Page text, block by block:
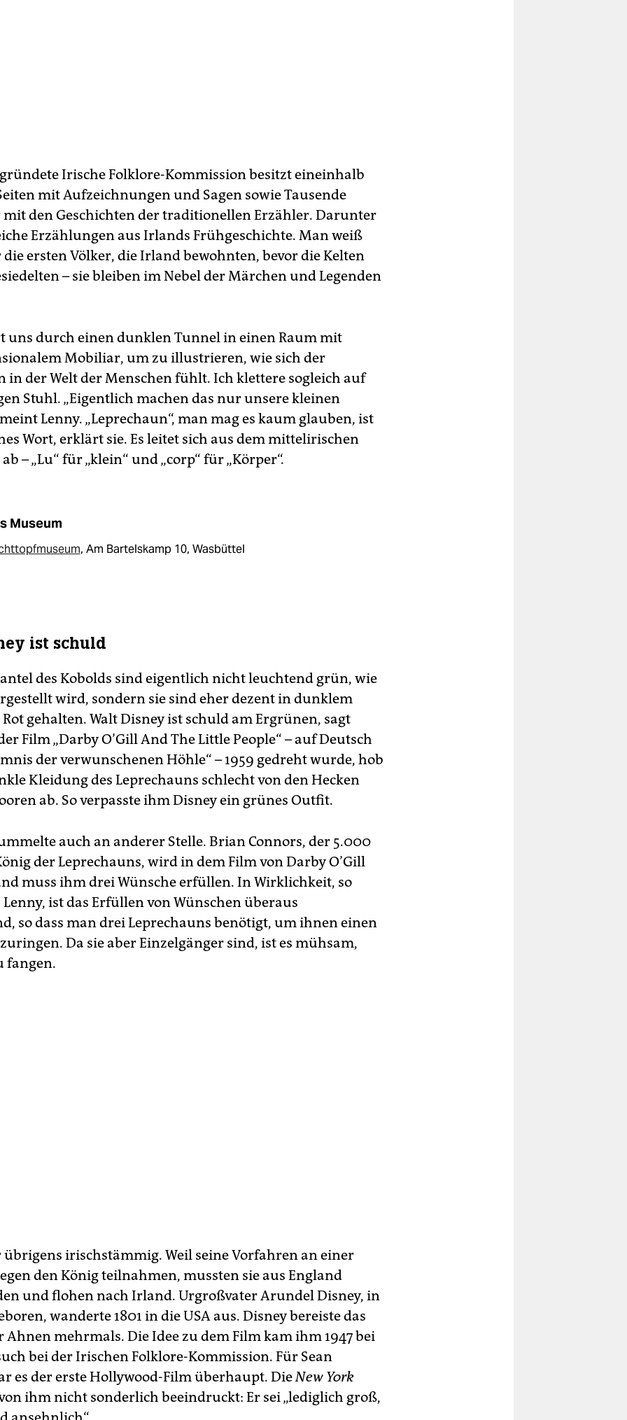
Irische Folklore-Kommission besitzt eineinhalb
mit Aufzeichnungen und Sagen sowie Tausende
mit den Geschichten der traditionellen Erzähler. Darunter
Erzählungen aus Irlands Frühgeschichte. Man weiß
ersten Völker, die Irland bewohnten, bevor die Kelten
– sie bleiben im Nebel der Märchen und Legenden
uns durch einen dunklen Tunnel in einen Raum mit
Mobiliar, um zu illustrieren, wie sich der
in der Welt der Menschen fühlt. Ich klettere sogleich auf
Stuhl. „Eigentlich machen das nur unsere kleinen
Lenny. „Leprechaun“, man mag es kaum glauben, ist
Wort, erklärt sie. Es leitet sich aus dem mittelirischen
– „Lu“ für „klein“ und „corp“ für „Körper“.
Museum
, Am Bartelskamp 10, Wasbüttel
ist schuld
des Kobolds sind eigentlich nicht leuchtend grün, wie
wird, sondern sie sind eher dezent in dunklem
gehalten. Walt Disney ist schuld am Ergrünen, sagt
Film „Darby O’Gill And The Little People“ – auf Deutsch
der verwunschenen Höhle“ – 1959 gedreht wurde, hob
Kleidung des Leprechauns schlecht von den Hecken
ab. So verpasste ihm Disney ein grünes Outfit.
auch an anderer Stelle. Brian Connors, der 5.000
der Leprechauns, wird in dem Film von Darby O’Gill
muss ihm drei Wünsche erfüllen. In Wirklichkeit, so
ist das Erfüllen von Wünschen überaus
so dass man drei Leprechauns benötigt, um ihnen einen
Da sie aber Einzelgänger sind, ist es mühsam,
fangen.
übrigens irischstämmig. Weil seine Vorfahren an einer
den König teilnahmen, mussten sie aus England
und flohen nach Irland. Urgroßvater Arundel Disney, in
wanderte 1801 in die USA aus. Disney bereiste das
Ahnen mehrmals. Die Idee zu dem Film kam ihm 1947 bei
bei der Irischen Folklore-Kommission. Für Sean
es der erste Hollywood-Film überhaupt. DieNew York
ihm nicht sonderlich beeindruckt: Er sei „lediglich groß,